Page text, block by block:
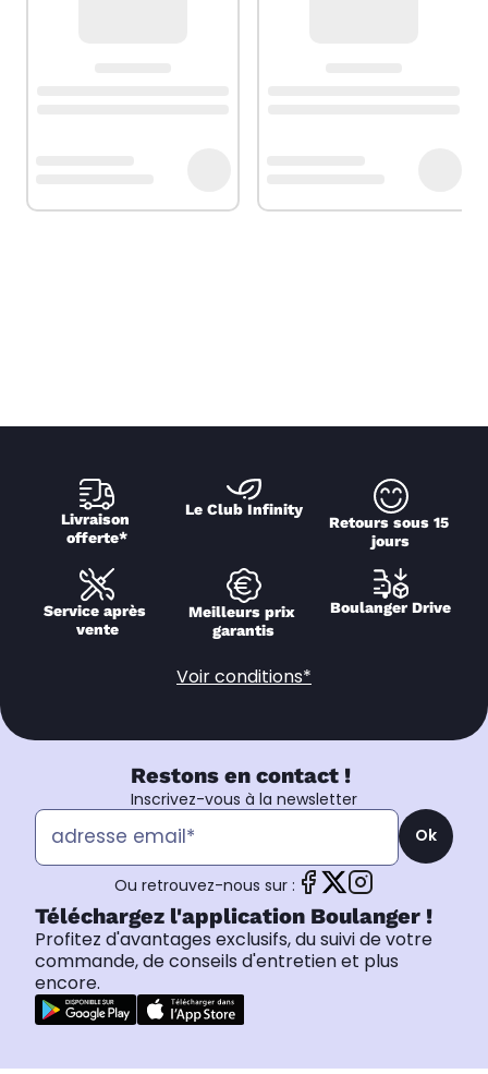
Livraison
offerte*
Le Club Infinity
Retours sous 15
jours
Service après
vente
Meilleurs prix
garantis
Boulanger Drive
Voir conditions*
Restons en contact !
Inscrivez-vous à la newsletter
Ok
Ou retrouvez-nous sur :
Téléchargez l'application Boulanger !
Profitez d'avantages exclusifs, du suivi de votre
commande, de conseils d'entretien et plus
encore.